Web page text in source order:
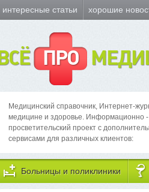
интересные статьи хорошие
ВСЁ ПРО
Медицинский справочник, Интернет-
медицине и здоровье. Информационно -
просветительский проект с
сервисами для различных клиентов:
Больницы и поликлиники